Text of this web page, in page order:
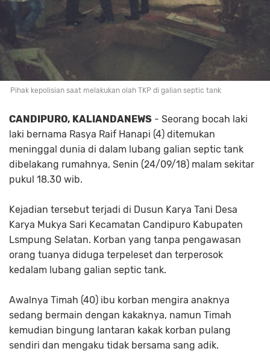
Pihak kepolisian saat melakukan olah TKP di galian septic tank
CANDIPURO, KALIANDANEWS - Seorang bocah laki
laki bernama Rasya Raif Hanapi (4) ditemukan
meninggal dunia di dalam lubang galian septic tank
dibelakang rumahnya, Senin (24/09/18) malam sekitar
pukul 18.30 wib.
Kejadian tersebut terjadi di Dusun Karya Tani Desa
Karya Mukya Sari Kecamatan Candipuro Kabupaten
Lsmpung Selatan. Korban yang tanpa pengawasan
orang tuanya diduga terpeleset dan terperosok
kedalam lubang galian septic tank.
Awalnya Timah (40) ibu korban mengira anaknya
sedang bermain dengan kakaknya, namun Timah
kemudian bingung lantaran kakak korban pulang
sendiri dan mengaku tidak bersama sang adik.